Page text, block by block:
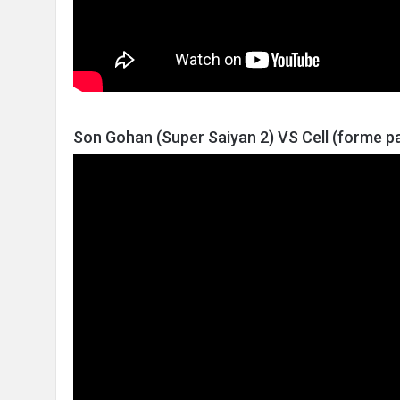
Son Gohan (Super Saiyan 2) VS Cell (forme